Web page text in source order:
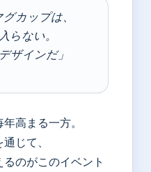
カップは、
らない。
ザインだ」
高まる一方。
じて、
のがこのイベント